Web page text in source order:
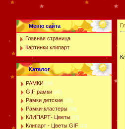
Меню сайта
Главная страница
Картинки клипарт
Каталог
РАМКИ [79]
GIF рамки [47]
Рамки детские [31]
Рамки-кластеры [59]
КЛИПАРТ- Цветы [75]
Клипарт - Цветы GIF [43]